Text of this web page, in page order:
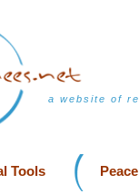
a website of
Tools